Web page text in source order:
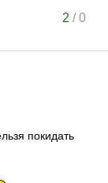
2 /0
покидать